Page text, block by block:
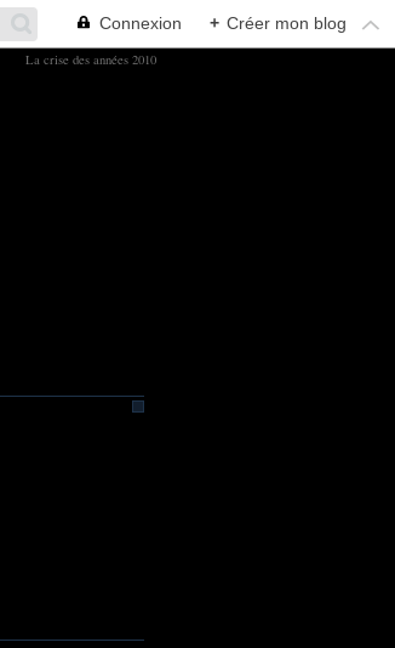
Connexion + Créer mon blog
La crise des années 2010